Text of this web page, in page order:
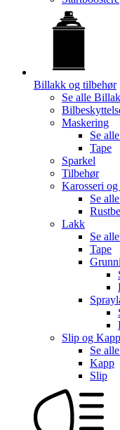
Billakk og tilbehør
Se alle
Maskering
Se alle
Tape
Sparkel
Tilbehør
Karosseri
Se alle
Lakk
Se alle
Tape
Slip og Kapp
Se alle
Kapp
Slip